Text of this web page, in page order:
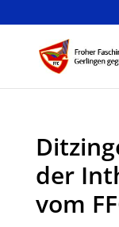
der
vom